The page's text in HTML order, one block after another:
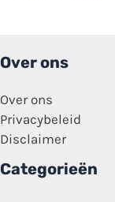
Over ons
Over ons
Privacybeleid
Disclaimer
Categorieën